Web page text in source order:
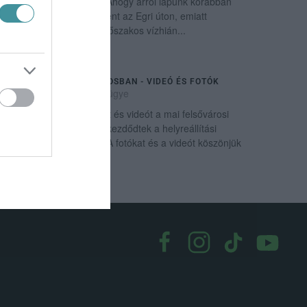
beszámolt, csőtörés történt az Egri úton, emiatt
nyomáscsökkenést és időszakos vízhián...
CSŐTÖRÉS A FELSŐVÁROSBAN - VIDEÓ ÉS FOTÓK
2024. október 03
Eger ügye
Olvasónk küldött képeket és videót a mai felsővárosi
csőtörésről. Mostanra elkezdődtek a helyreállítási
munkálatok. A fotókat és a videót köszönjük
olvasónknak!